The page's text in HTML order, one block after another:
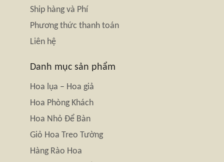
Ship hàng và Phí
Phương thức thanh toán
Liên hệ
Danh mục sản phẩm
Hoa lụa – Hoa giả
Hoa Phòng Khách
Hoa Nhỏ Để Bàn
Giỏ Hoa Treo Tường
Hàng Rào Hoa